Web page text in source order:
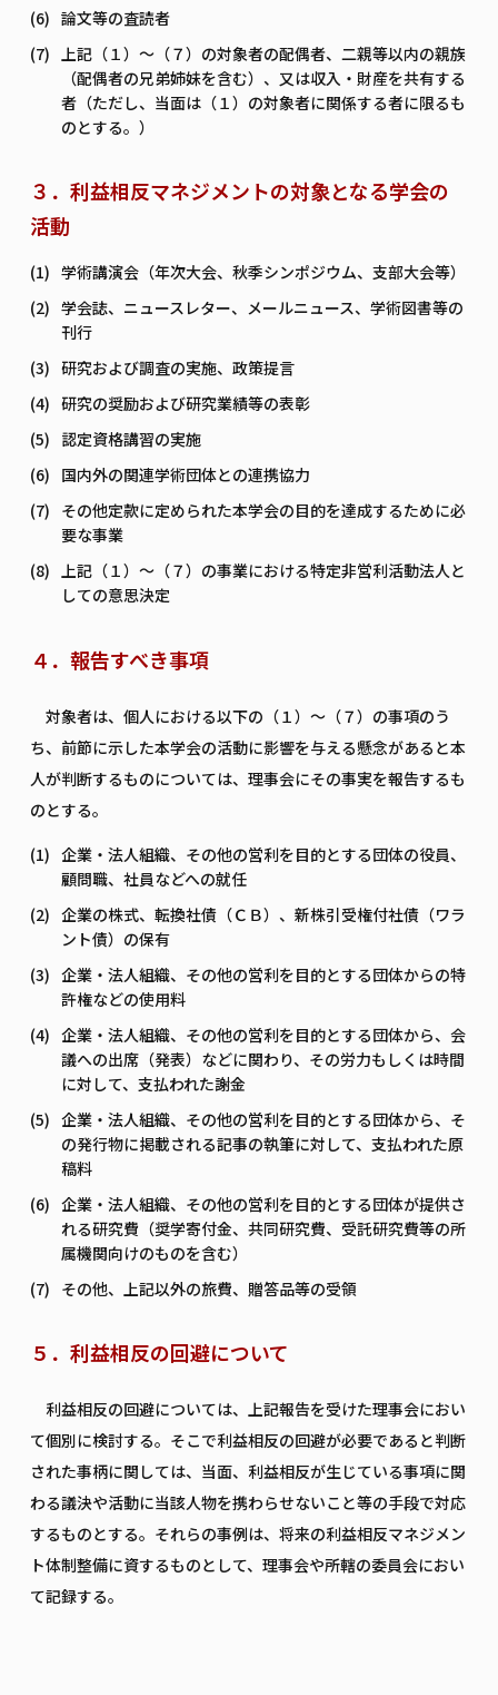
論文等の査読者
上記（１）～（７）の対象者の配偶者、二親等以内の親族
（配偶者の兄弟姉妹を含む）、又は収入・財産を共有する
者（ただし、当面は（１）の対象者に関係する者に限るも
のとする。）
３．利益相反マネジメントの対象となる学会の
活動
学術講演会（年次大会、秋季シンポジウム、支部大会等）
学会誌、ニュースレター、メールニュース、学術図書等の
刊行
研究および調査の実施、政策提言
研究の奨励および研究業績等の表彰
認定資格講習の実施
国内外の関連学術団体との連携協力
その他定款に定められた本学会の目的を達成するために必
要な事業
上記（１）～（７）の事業における特定非営利活動法人と
しての意思決定
４．報告すべき事項
対象者は、個人における以下の（１）～（７）の事項のう
ち、前節に示した本学会の活動に影響を与える懸念があると本
人が判断するものについては、理事会にその事実を報告するも
のとする。
企業・法人組織、その他の営利を目的とする団体の役員、
顧問職、社員などへの就任
企業の株式、転換社債（ＣＢ）、新株引受権付社債（ワラ
ント債）の保有
企業・法人組織、その他の営利を目的とする団体からの特
許権などの使用料
企業・法人組織、その他の営利を目的とする団体から、会
議への出席（発表）などに関わり、その労力もしくは時間
に対して、支払われた謝金
企業・法人組織、その他の営利を目的とする団体から、そ
の発行物に掲載される記事の執筆に対して、支払われた原
稿料
企業・法人組織、その他の営利を目的とする団体が提供さ
れる研究費（奨学寄付金、共同研究費、受託研究費等の所
属機関向けのものを含む）
その他、上記以外の旅費、贈答品等の受領
５．利益相反の回避について
利益相反の回避については、上記報告を受けた理事会におい
て個別に検討する。そこで利益相反の回避が必要であると判断
された事柄に関しては、当面、利益相反が生じている事項に関
わる議決や活動に当該人物を携わらせないこと等の手段で対応
するものとする。それらの事例は、将来の利益相反マネジメン
ト体制整備に資するものとして、理事会や所轄の委員会におい
て記録する。